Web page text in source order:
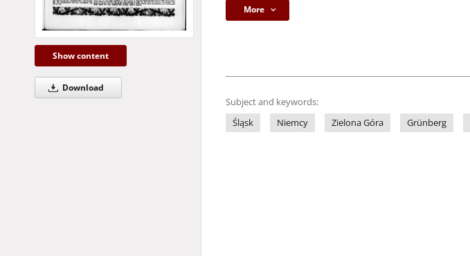
Show content
Download
More
Subject and keywords:
Śląsk
Niemcy Zielona Góra Grünberg